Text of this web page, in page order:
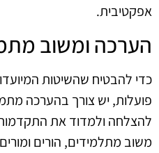
אפקטיבית.
הערכה ומשוב
כדי להבטיח שהשיטות
פועלות, יש צורך בהערכה
להצלחה ולמדוד את
משוב מתלמידים, הורים